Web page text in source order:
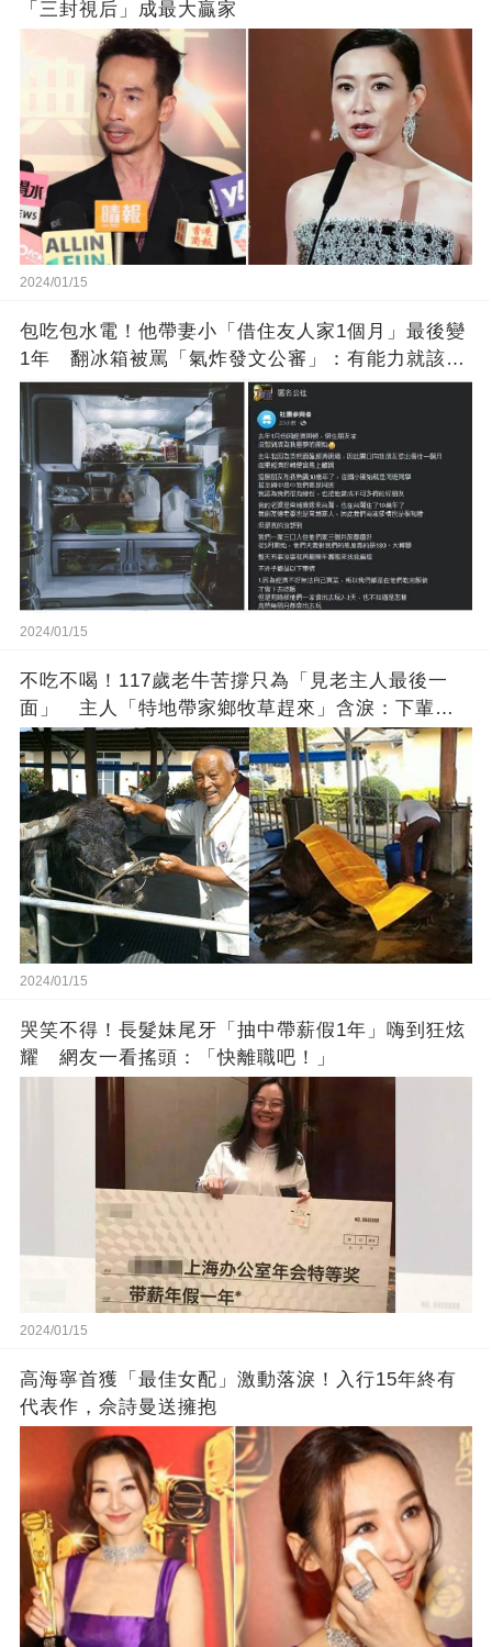
「三封視后」成最大贏家
2024/01/15
包吃包水電！他帶妻小「借住友人家1個月」最後變
1年 翻冰箱被罵「氣炸發文公審」：有能力就該大
方
2024/01/15
不吃不喝！117歲老牛苦撐只為「見老主人最後一
面」 主人「特地帶家鄉牧草趕來」含淚：下輩子
找個好人家
2024/01/15
哭笑不得！長髮妹尾牙「抽中帶薪假1年」嗨到狂炫
耀 網友一看搖頭：「快離職吧！」
2024/01/15
高海寧首獲「最佳女配」激動落淚！入行15年終有
代表作，佘詩曼送擁抱